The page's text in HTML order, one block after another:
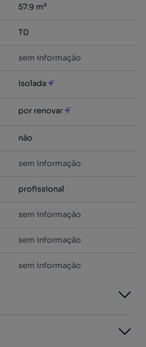
57.9 m²
T0
sem informação
isolada
por renovar
não
sem informação
profissional
sem informação
sem informação
sem informação